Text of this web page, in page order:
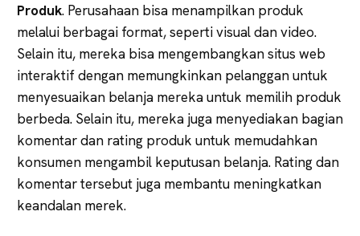
Produk. Perusahaan bisa menampilkan produk
melalui berbagai format, seperti visual dan video.
Selain itu, mereka bisa mengembangkan situs web
interaktif dengan memungkinkan pelanggan untuk
menyesuaikan belanja mereka untuk memilih produk
berbeda. Selain itu, mereka juga menyediakan bagian
komentar dan rating produk untuk memudahkan
konsumen mengambil keputusan belanja. Rating dan
komentar tersebut juga membantu meningkatkan
keandalan merek.